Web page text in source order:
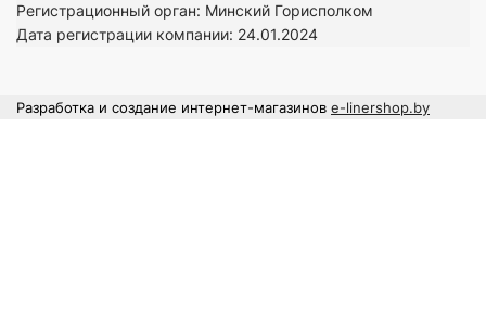
Регистрационный орган: Минский Горисполком
Дата регистрации компании: 24.01.2024
Разработка и создание интернет-магазинов e-linershop.by